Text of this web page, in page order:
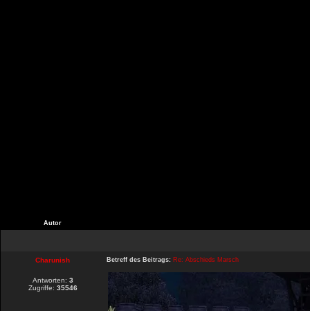
Autor
Charunish Betreff des Beitrags: Re: Abschieds Marsch
Antworten: 3
Zugriffe: 35546